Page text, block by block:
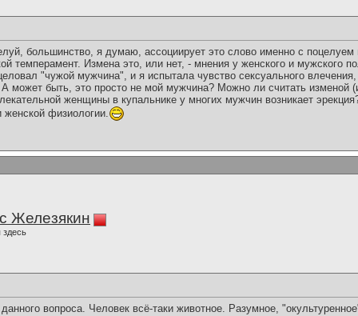
большинство, я думаю, ассоциирует это слово именно с
темперамент. Измена это, или нет, - мнения у женского и мужского
"чужой мужчина", и я испытала чувство сексуального
быть, это просто не мой мужчина? Можно ли считать изменой
женщины в купальнике у многих мужчин возникает
физиологии.
Железякин
вопроса. Человек всё-таки животное. Разумное,